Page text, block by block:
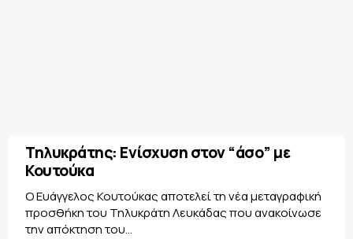
Τηλυκράτης: Ενίσχυση στον “άσο” με
Κουτούκα
Ο Ευάγγελος Κουτούκας αποτελεί τη νέα μεταγραφική
προσθήκη του Τηλυκράτη Λευκάδας που ανακοίνωσε
την απόκτηση του...